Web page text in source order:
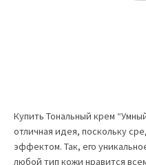
Купить Тональный крем
отличная идея, поскольку
эффектом. Так, его
любой тип кожи нравится